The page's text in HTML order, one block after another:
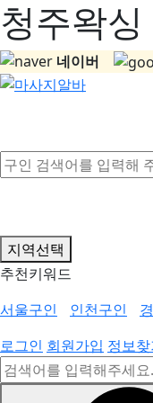
청주왁
네이버
지역선택
추천키워드
서울구인
인천구인
로그인 회원가입 정보찾